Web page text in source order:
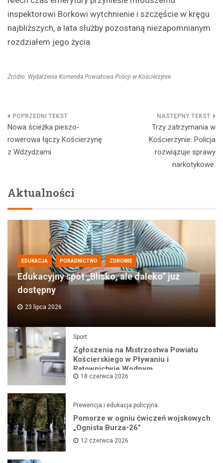
inspektorowi Borkowi wytchnienie i szczęście w kręgu
najbliższych, a lata służby pozostaną niezapomnianym
rozdziałem jego życia.
Źródło: Wydarzenia Komenda Powiatowa Policji w Kościerzynie
Nawigacja
wpisu
Nowa ścieżka pieszo-
rowerowa łączy Kościerzynę
z Wdzydzami
Trzy zatrzymania w
Kościerzynie: Policja
rozwiązuje sprawy
narkotykowe.
Aktualności
EDUKACJA PORADNICTWO ZDROWIE
Edukacyjny spot „Blisko, ale daleko” już
dostępny
23 lipca 2026
Sport
Zgłoszenia na Mistrzostwa Powiatu
Kościerskiego w Pływaniu i
Ratownictwie Wodnym
18 czerwca 2026
Prewencja i edukacja policyjna
Pomorze w ogniu ćwiczeń wojskowych
„Ognista Burza-26”
12 czerwca 2026